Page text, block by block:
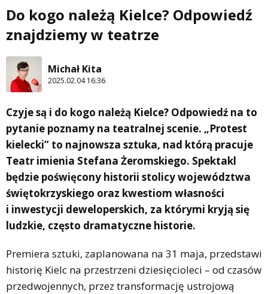
Do kogo należą Kielce? Odpowiedź
znajdziemy w teatrze
Michał Kita
2025.02.04 16:36
Czyje są i do kogo należą Kielce? Odpowiedź na to
pytanie poznamy na teatralnej scenie. „Protest
kielecki” to najnowsza sztuka, nad którą pracuje
Teatr imienia Stefana Żeromskiego. Spektakl
będzie poświęcony historii stolicy województwa
świętokrzyskiego oraz kwestiom własności
i inwestycji deweloperskich, za którymi kryją się
ludzkie, często dramatyczne historie.
Premiera sztuki, zaplanowana na 31 maja, przedstawi
historię Kielc na przestrzeni dziesięcioleci – od czasów
przedwojennych, przez transformację ustrojową